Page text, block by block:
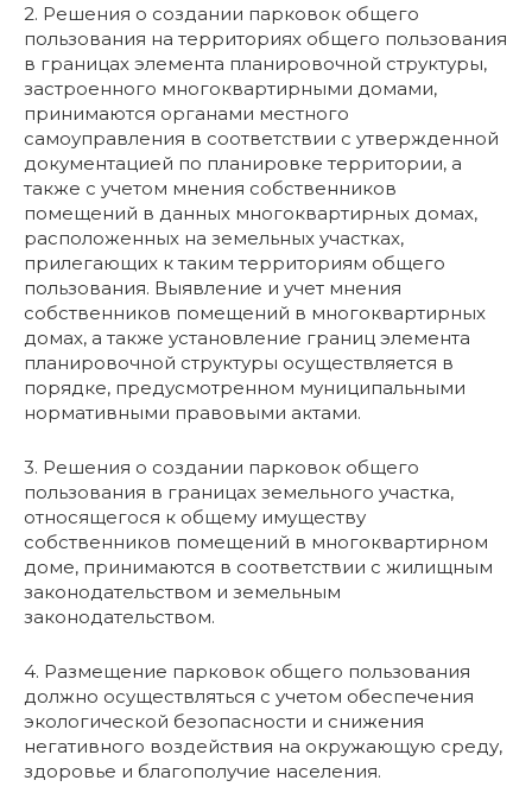
2. Решения о создании парковок общего
пользования на территориях общего пользования
в границах элемента планировочной структуры,
застроенного многоквартирными домами,
принимаются органами местного
самоуправления в соответствии с утвержденной
документацией по планировке территории, а
также с учетом мнения собственников
помещений в данных многоквартирных домах,
расположенных на земельных участках,
прилегающих к таким территориям общего
пользования. Выявление и учет мнения
собственников помещений в многоквартирных
домах, а также установление границ элемента
планировочной структуры осуществляется в
порядке, предусмотренном муниципальными
нормативными правовыми актами.
3. Решения о создании парковок общего
пользования в границах земельного участка,
относящегося к общему имуществу
собственников помещений в многоквартирном
доме, принимаются в соответствии с жилищным
законодательством и земельным
законодательством.
4. Размещение парковок общего пользования
должно осуществляться с учетом обеспечения
экологической безопасности и снижения
негативного воздействия на окружающую среду,
здоровье и благополучие населения.